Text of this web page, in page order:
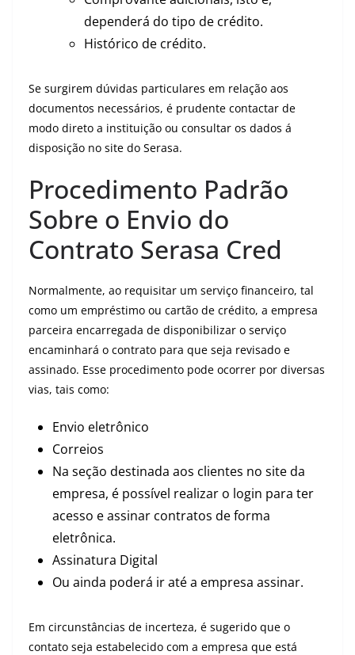
dependerá do tipo de crédito.
Histórico de crédito.
Se surgirem dúvidas particulares em relação aos
documentos necessários, é prudente contactar de
modo direto a instituição ou consultar os dados á
disposição no site do Serasa.
Procedimento Padrão
Sobre o Envio do
Contrato Serasa Cred
Normalmente, ao requisitar um serviço financeiro, tal
como um empréstimo ou cartão de crédito, a empresa
parceira encarregada de disponibilizar o serviço
encaminhará o contrato para que seja revisado e
assinado. Esse procedimento pode ocorrer por diversas
vias, tais como:
Envio eletrônico
Correios
Na seção destinada aos clientes no site da
empresa, é possível realizar o login para ter
acesso e assinar contratos de forma
eletrônica.
Assinatura Digital
Ou ainda poderá ir até a empresa assinar.
Em circunstâncias de incerteza, é sugerido que o
contato seja estabelecido com a empresa que está